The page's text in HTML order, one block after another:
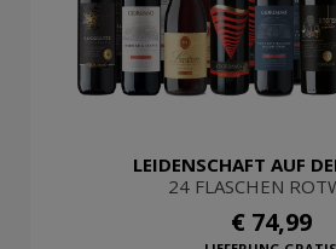
LEIDENSCHAFT AUF
24 FLASCHEN
€ 74,99